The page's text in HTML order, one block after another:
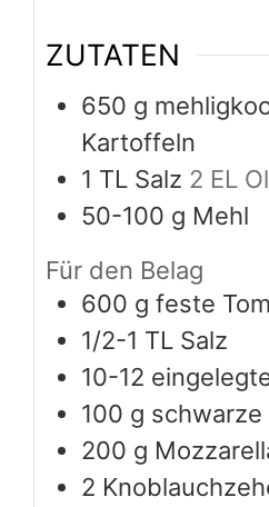
ZUTATEN
650 g
Kartoffeln
1 TL Salz 2 EL
50-100 g Mehl
Für den Belag
600 g feste
1/2-1 TL Salz
10-12
100 g schwarze
200 g
2